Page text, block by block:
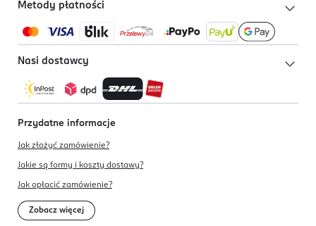
Metody płatności
Nasi dostawcy
Przydatne informacje
Jak złożyć zamówienie?
Jakie są formy i koszty dostawy?
Jak opłacić zamówienie?
Zobacz więcej